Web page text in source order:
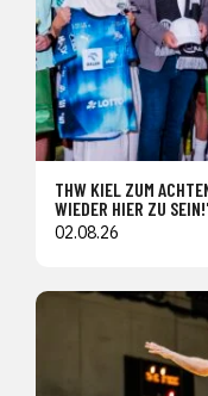
THW KIEL ZUM
WIEDER HIER ZU
02.08.26